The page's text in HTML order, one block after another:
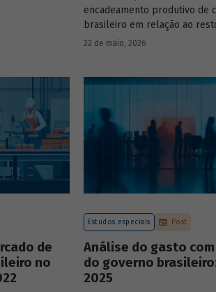
encadeamento produtivo de
brasileiro em relação ao
analisando seu nível de
demais. Para isso usa uma
construção de matrizes de
estaduais.
22 de maio, 2026
de
no
Estudos especiais Post
Análise do gasto
do governo
2025